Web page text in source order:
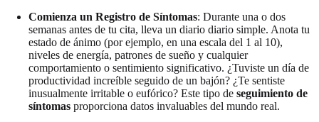
Comienza un Registro de Síntomas: Durante una o dos
semanas antes de tu cita, lleva un diario diario simple. Anota tu
estado de ánimo (por ejemplo, en una escala del 1 al 10),
niveles de energía, patrones de sueño y cualquier
comportamiento o sentimiento significativo. ¿Tuviste un día de
productividad increíble seguido de un bajón? ¿Te sentiste
inusualmente irritable o eufórico? Este tipo de seguimiento de
síntomas proporciona datos invaluables del mundo real.